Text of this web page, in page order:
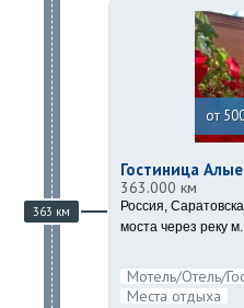
363 км
от
Гостиница
363.000 км
Россия,
моста через реку
Мотель/Отель/
Места отдыха